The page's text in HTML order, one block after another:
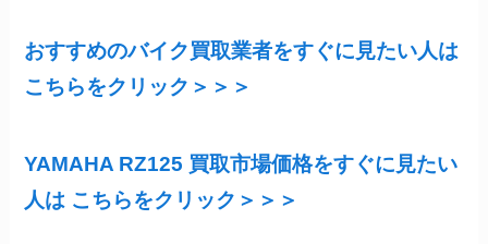
おすすめのバイク買取業者をすぐに見たい人は
こちらをクリック＞＞＞
YAMAHA RZ125 買取市場価格をすぐに見たい
人は こちらをクリック＞＞＞